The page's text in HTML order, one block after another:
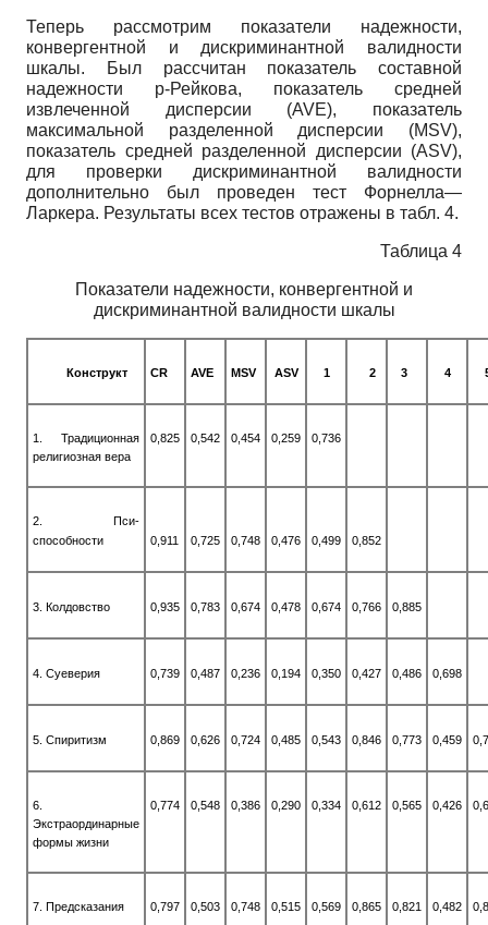
Теперь рассмотрим показатели надежности,
конвергентной и дискриминантной валидности
шкалы. Был рассчитан показатель составной
надежности р-Рейкова, показатель средней
извлеченной дисперсии (AVE), показатель
максимальной разделенной дисперсии (MSV),
показатель средней разделенной дисперсии (ASV),
для проверки дискриминантной валидности
дополнительно был проведен тест Форнелла—
Ларкера. Результаты всех тестов отражены в табл. 4.
Таблица 4
Показатели надежности, конвергентной и
дискриминантной валидности шкалы
Конструкт CR AVE MSV ASV 1 2 3 4
1. Традиционная
религиозная вера
0,825 0,542 0,454 0,259 0,736
2. Пси-
способности
0,911 0,725 0,748 0,476 0,499 0,852
3. Колдовство 0,935 0,783 0,674 0,478 0,674 0,766 0,885
4. Суеверия 0,739 0,487 0,236 0,194 0,350 0,427 0,486 0,698
5. Спиритизм 0,869 0,626 0,724 0,485 0,543 0,846 0,773 0,459
6.
Экстраординарные
формы жизни
0,774 0,548 0,386 0,290 0,334 0,612 0,565 0,426
7. Предсказания 0,797 0,503 0,748 0,515 0,569 0,865 0,821 0,482